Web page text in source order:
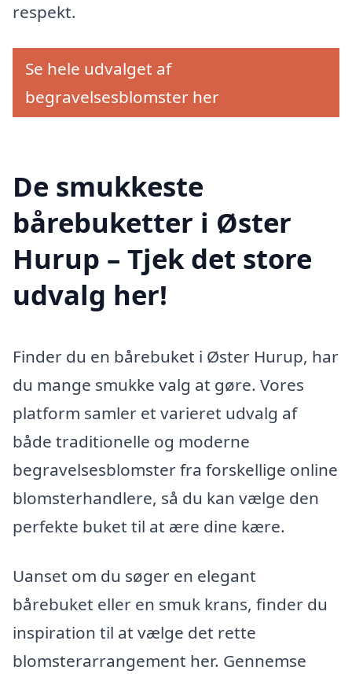
respekt.
Se hele udvalget af
begravelsesblomster her
De smukkeste
bårebuketter i Øster
Hurup – Tjek det store
udvalg her!
Finder du en bårebuket i Øster Hurup, har
du mange smukke valg at gøre. Vores
platform samler et varieret udvalg af
både traditionelle og moderne
begravelsesblomster fra forskellige online
blomsterhandlere, så du kan vælge den
perfekte buket til at ære dine kære.
Uanset om du søger en elegant
bårebuket eller en smuk krans, finder du
inspiration til at vælge det rette
blomsterarrangement her. Gennemse